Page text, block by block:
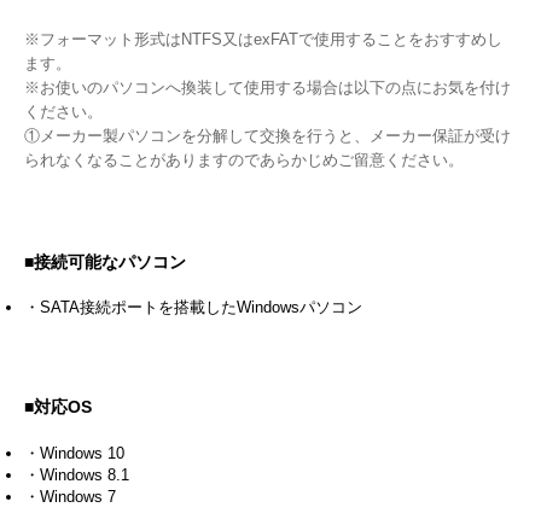
※フォーマット形式はNTFS又はexFATで使用することをおすすめし
ます。
※お使いのパソコンへ換装して使用する場合は以下の点にお気を付け
ください。
①メーカー製パソコンを分解して交換を行うと、メーカー保証が受け
られなくなることがありますのであらかじめご留意ください。
■接続可能なパソコン
・SATA接続ポートを搭載したWindowsパソコン
■対応OS
・Windows 10
・Windows 8.1
・Windows 7